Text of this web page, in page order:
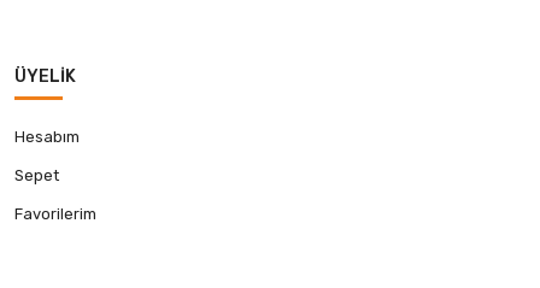
ÜYELIK
Hesabım
Sepet
Favorilerim